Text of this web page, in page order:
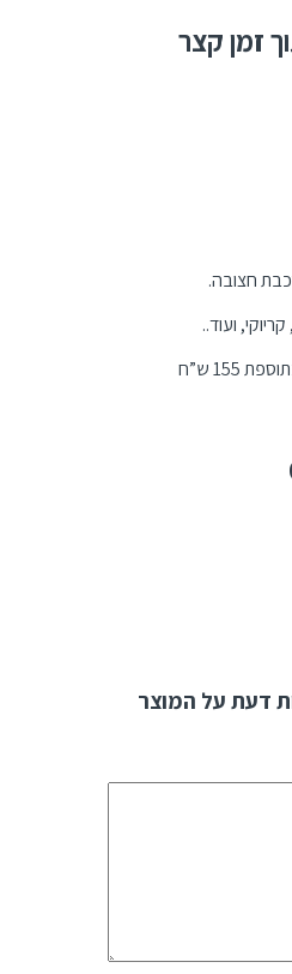
זמן קצר
חצובה.
ועוד..
ש”ח
דעת על המוצר